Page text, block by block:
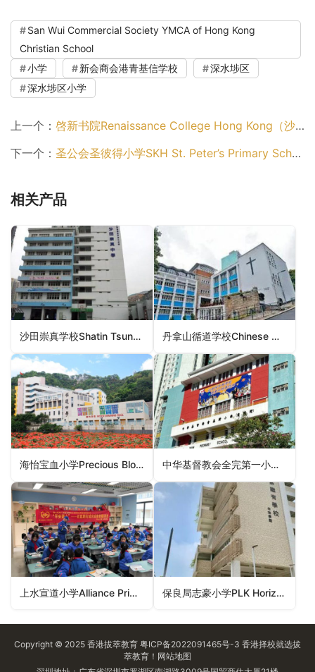
San Wui Commercial Society YMCA of Hong Kong
Christian School
小学
新会商会港青基信学校
深水埗区
深水埗区小学
上一个： 啓新书院Renaissance College Hong Kong（沙田区小学）
下一个： 圣公会圣彼得小学SKH St. Peter’s Primary School（中西区小学）
相关产品
沙田崇真学校Shatin Tsung Tsin School（沙田区小学） 丹拿山循道学校Chinese Methodist School, Tanner Hill（东区小学）
海怡宝血小学Precious Blood Primary School (South Horizons)（南区小学） 中华基督教会全完第一小学CCC Chuen Yuen First Primary School（荃湾区小学）
上水宣道小学Alliance Primary School, Sheung Shui（北区小学） 保良局志豪小学PLK Horizon East Primary School（屯门区小学）
Copyright © 2025 香港拔萃教育 粤ICP备2022091465号-3 香港择校就选拔
萃教育！ 网站地图